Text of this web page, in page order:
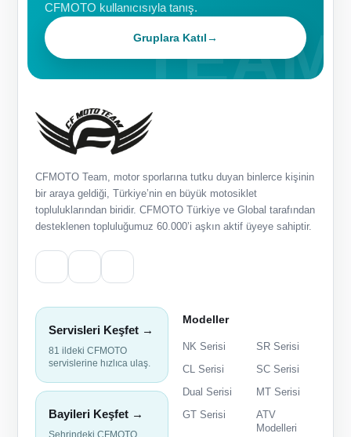
CFMOTO kullanıcısıyla tanış.
Gruplara Katıl→
CFMOTO Team, motor sporlarına tutku duyan binlerce kişinin
bir araya geldiği, Türkiye’nin en büyük motosiklet
topluluklarından biridir. CFMOTO Türkiye ve Global tarafından
desteklenen topluluğumuz 60.000’i aşkın aktif üyeye sahiptir.
Servisleri Keşfet →
81 ildeki CFMOTO
servislerine hızlıca ulaş.
Bayileri Keşfet →
Modeller
NK Serisi
SR Serisi
CL Serisi
SC Serisi
Dual Serisi
MT Serisi
GT Serisi
ATV
Modelleri